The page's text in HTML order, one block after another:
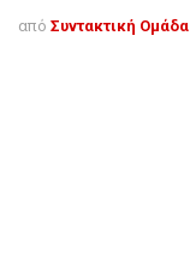
από Συντακτική Ομάδα